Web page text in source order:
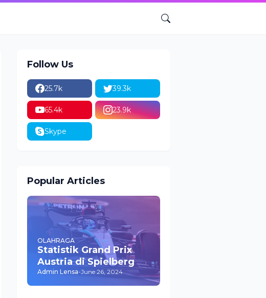
Follow Us
25.7k 39.3k
65.4k 23.9k
Skype
Popular Articles
OLAHRAGA
Statistik Grand Prix
Austria di Spielberg
Admin Lensa-June 26, 2024